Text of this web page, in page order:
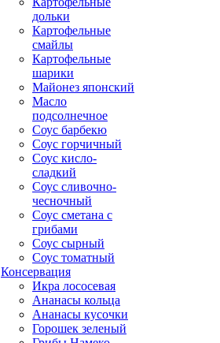
дольки
Картофельные
смайлы
Картофельные
шарики
Майонез японский
Масло
подсолнечное
Соус барбекю
Соус горчичный
Соус кисло-
сладкий
Соус сливочно-
чесночный
Соус сметана с
грибами
Соус сырный
Соус томатный
Консервация
Икра лососевая
Ананасы кольца
Ананасы кусочки
Горошек зеленый